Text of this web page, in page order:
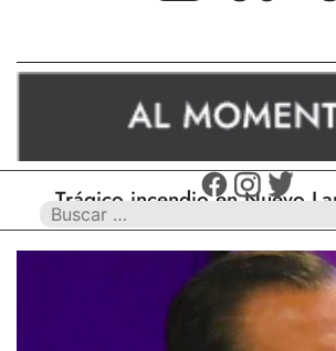
incendio en Nuevo Laredo,